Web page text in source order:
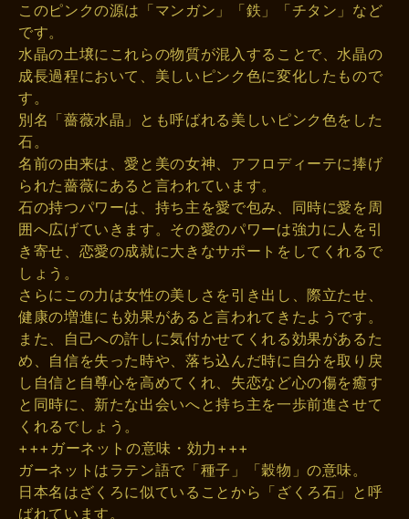
このピンクの源は「マンガン」「鉄」「チタン」など
です。
水晶の土壌にこれらの物質が混入することで、水晶の
成長過程において、美しいピンク色に変化したもので
す。
別名「薔薇水晶」とも呼ばれる美しいピンク色をした
石。
名前の由来は、愛と美の女神、アフロディーテに捧げ
られた薔薇にあると言われています。
石の持つパワーは、持ち主を愛で包み、同時に愛を周
囲へ広げていきます。その愛のパワーは強力に人を引
き寄せ、恋愛の成就に大きなサポートをしてくれるで
しょう。
さらにこの力は女性の美しさを引き出し、際立たせ、
健康の増進にも効果があると言われてきたようです。
また、自己への許しに気付かせてくれる効果があるた
め、自信を失った時や、落ち込んだ時に自分を取り戻
し自信と自尊心を高めてくれ、失恋など心の傷を癒す
と同時に、新たな出会いへと持ち主を一歩前進させて
くれるでしょう。
+++ガーネットの意味・効力+++
ガーネットはラテン語で「種子」「穀物」の意味。
日本名はざくろに似ていることから「ざくろ石」と呼
ばれています。